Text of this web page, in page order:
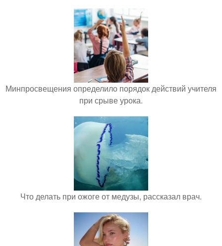
Минпросвещения определило порядок действий учителя
при срыве урока.
Что делать при ожоге от медузы, рассказал врач.